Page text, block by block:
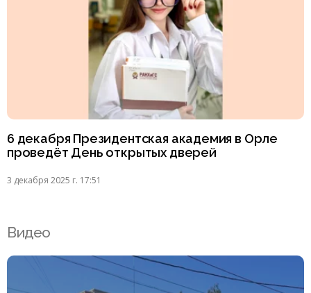
6 декабря Президентская академия в Орле
проведёт День открытых дверей
3 декабря 2025 г. 17:51
Видео